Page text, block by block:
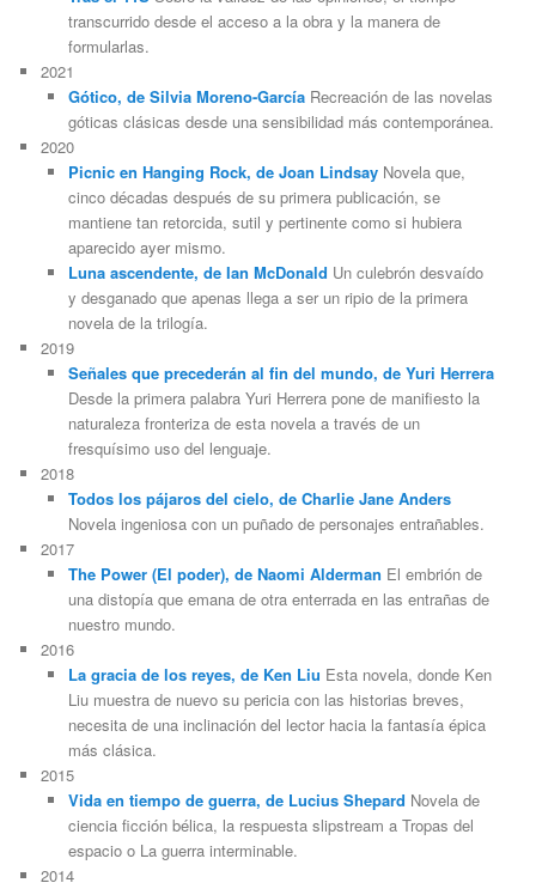
transcurrido desde el acceso a la obra y la manera de
formularlas.
2021
Gótico, de Silvia Moreno-GarcíaRecreación de las novelas
góticas clásicas desde una sensibilidad más contemporánea.
2020
Picnic en Hanging Rock, de Joan LindsayNovela que,
cinco décadas después de su primera publicación, se
mantiene tan retorcida, sutil y pertinente como si hubiera
aparecido ayer mismo.
Luna ascendente, de Ian McDonald Un culebrón desvaído
y desganado que apenas llega a ser un ripio de la primera
novela de la trilogía.
2019
Señales que precederán al fin del mundo, de Yuri Herrera
Desde la primera palabra Yuri Herrera pone de manifiesto la
naturaleza fronteriza de esta novela a través de un
fresquísimo uso del lenguaje.
2018
Todos los pájaros del cielo, de Charlie Jane Anders
Novela ingeniosa con un puñado de personajes entrañables.
2017
The Power (El poder), de Naomi Alderman El embrión de
una distopía que emana de otra enterrada en las entrañas de
nuestro mundo.
2016
La gracia de los reyes, de Ken Liu Esta novela, donde Ken
Liu muestra de nuevo su pericia con las historias breves,
necesita de una inclinación del lector hacia la fantasía épica
más clásica.
2015
Vida en tiempo de guerra, de Lucius Shepard Novela de
ciencia ficción bélica, la respuesta slipstream a Tropas del
espacio o La guerra interminable.
2014